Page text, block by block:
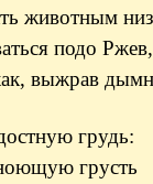
животным
подо Ржев,
выжрав
грудь:
грусть